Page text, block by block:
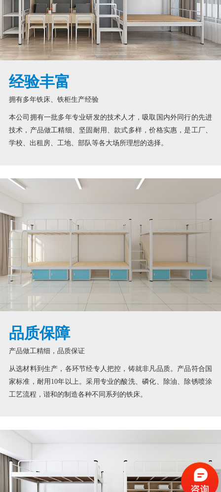
经验丰富
拥有多年铁床、铁柜生产经验
本公司拥有一批多年专业研发的技术人才，吸取国内外同行的先进
技术，产品做工精细、坚固耐用、款式多样，价格实惠，是工厂、
学校、出租房、工地、部队等各大场所理想的选择。
品质保障
产品做工精细，品质保证
从选材料到生产，各环节经专人把控，铸就非凡品质。产品符合国
家标准，耐用10年以上。采用专业的酸洗、磷化、除油、除锈喷涂
工艺流程，谐和的制造各种不同系列的铁床。